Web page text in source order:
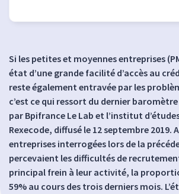
Si les petites et moyennes entreprises
état d’une grande facilité d’accès au
reste également entravée par les
c’est ce qui ressort du dernier
par Bpifrance Le Lab et l’institut
Rexecode, diffusé le 12 septembre 2019.
entreprises interrogées lors de la
percevaient les difficultés de
principal frein à leur activité, la
59% au cours des trois derniers mois.